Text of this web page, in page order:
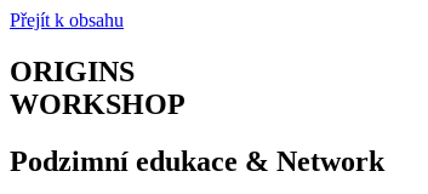
Přejít k obsahu
ORIGINS
WORKSHOP
Podzimní edukace & Network